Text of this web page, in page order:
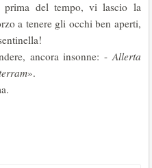
prima del tempo, vi lascio la
a tenere gli occhi ben aperti,
ancora insonne: -Allerta
».